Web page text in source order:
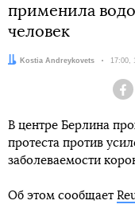
применила
человек
Автор:Kostia Andreykovets Дата:
17:00,
В центре Берлина
протеста против
заболеваемости
Об этом сообщает